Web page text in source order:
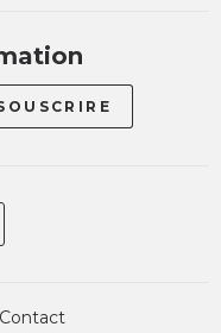
Contact